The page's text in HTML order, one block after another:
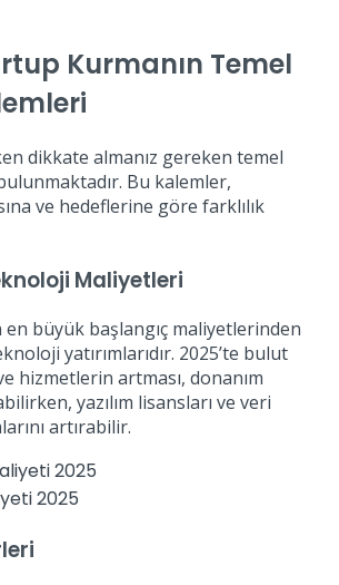
Kurmanın Temel
dikkate almanız gereken temel
Bu kalemler,
ve hedeflerine göre farklılık
Maliyetleri
büyük başlangıç maliyetlerinden
yatırımlarıdır. 2025’te bulut
hizmetlerin artması, donanım
yazılım lisansları ve veri
artırabilir.
2025